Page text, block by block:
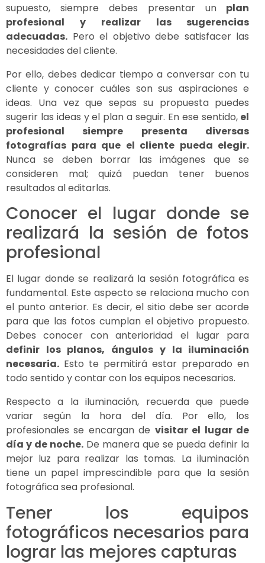
supuesto, siempre debes presentar un plan
profesional y realizar las sugerencias
adecuadas. Pero el objetivo debe satisfacer las
necesidades del cliente.
Por ello, debes dedicar tiempo a conversar con tu
cliente y conocer cuáles son sus aspiraciones e
ideas. Una vez que sepas su propuesta puedes
sugerir las ideas y el plan a seguir. En ese sentido, el
profesional siempre presenta diversas
fotografías para que el cliente pueda elegir.
Nunca se deben borrar las imágenes que se
consideren mal; quizá puedan tener buenos
resultados al editarlas.
Conocer el lugar donde se
realizará la sesión de fotos
profesional
El lugar donde se realizará la sesión fotográfica es
fundamental. Este aspecto se relaciona mucho con
el punto anterior. Es decir, el sitio debe ser acorde
para que las fotos cumplan el objetivo propuesto.
Debes conocer con anterioridad el lugar para
definir los planos, ángulos y la iluminación
necesaria. Esto te permitirá estar preparado en
todo sentido y contar con los equipos necesarios.
Respecto a la iluminación, recuerda que puede
variar según la hora del día. Por ello, los
profesionales se encargan de visitar el lugar de
día y de noche. De manera que se pueda definir la
mejor luz para realizar las tomas. La iluminación
tiene un papel imprescindible para que la sesión
fotográfica sea profesional.
Tener los equipos
fotográficos necesarios para
lograr las mejores capturas